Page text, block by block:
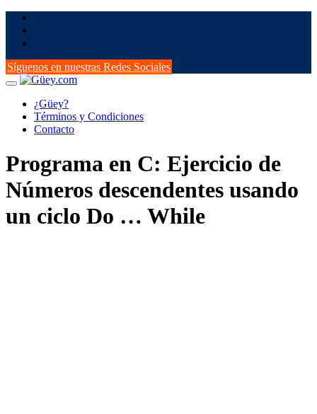
Saltar
contenido
Síguenos en nuestras Redes Sociales
¿Güey?
Términos y Condiciones
Contacto
Programa en C: Ejercicio de
Números descendentes usando
un ciclo Do … While